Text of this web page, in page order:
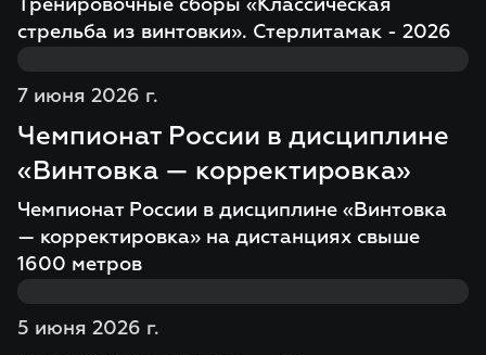
Тренировочные сборы «Классическая
стрельба из винтовки». Стерлитамак - 2026
7 июня 2026 г.
Чемпионат России в дисциплине
«Винтовка — корректировка»
Чемпионат России в дисциплине «Винтовка
— корректировка» на дистанциях свыше
1600 метров
5 июня 2026 г.